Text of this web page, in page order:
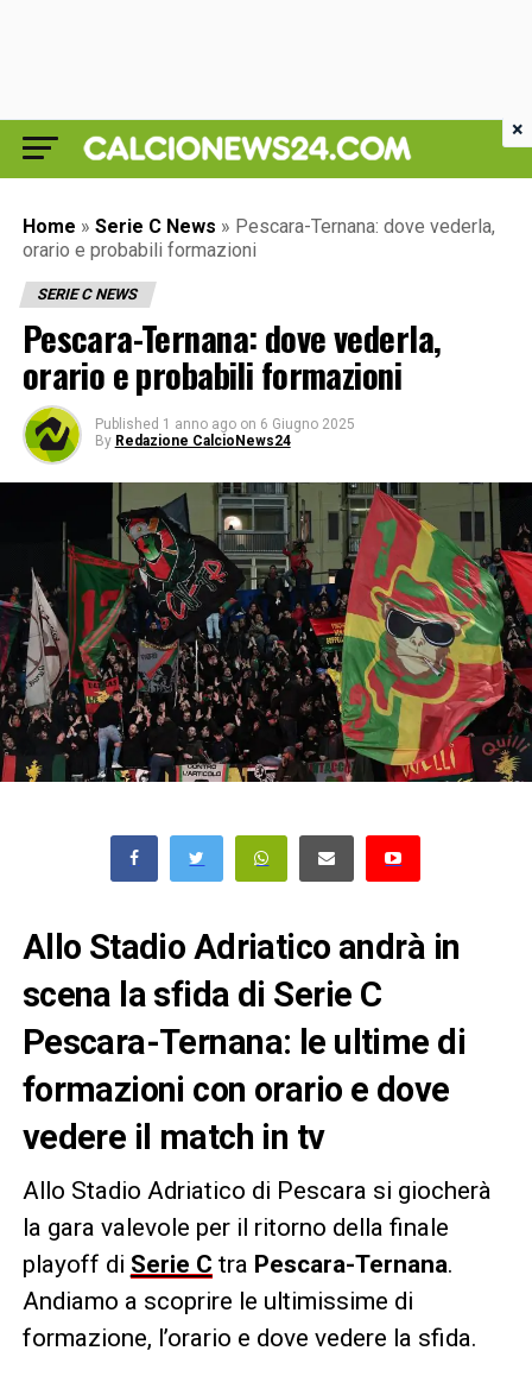
Home » Serie C News » Pescara-Ternana: dove vederla,
orario e probabili formazioni
SERIE C NEWS
Pescara-Ternana: dove vederla,
orario e probabili formazioni
Published 1 anno ago on 6 Giugno 2025
By Redazione CalcioNews24
Allo Stadio Adriatico andrà in
scena la sfida di Serie C
Pescara-Ternana: le ultime di
formazioni con orario e dove
vedere il match in tv
Allo Stadio Adriatico di Pescara si giocherà
la gara valevole per il ritorno della finale
playoff di Serie C tra Pescara-Ternana.
Andiamo a scoprire le ultimissime di
formazione, l’orario e dove vedere la sfida.
×